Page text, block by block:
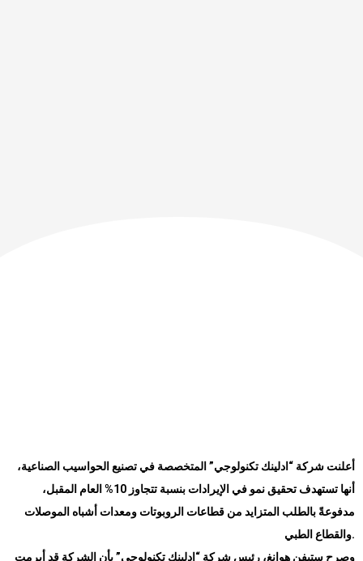
أعلنت شركة “ادلينك تكنولوجي” المتخصصة في تصنيع الحواسيب الصناعية،
أنها تستهدف تحقيق نمو في الإيرادات بنسبة تتجاوز 10% العام المقبل،
مدفوعةً بالطلب المتزايد من قطاعات الروبوتات ومعدات أشباه الموصلات
والقطاع الطبي.
وصرح ستيفن هوانغ، رئيس شركة “ادلينك تكنولوجي” بأن الشركة قد أبرمت